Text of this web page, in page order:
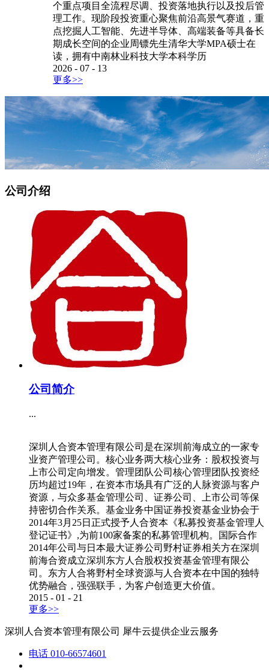
个重点项目全流程尽调、投资落地执行以及投后管
理工作。现阶段投资重心聚焦前沿高景气赛道，重
点挖掘人工智能、先进半导体、高端装备等具备长
期成长空间的企业周镖先生清华大学MPA硕士在
读，拥有中南林业科技大学本科学历
2026 - 07 - 13
更多>>
公司介绍
公司简介
...
深圳人合资本管理有限公司是在深圳前海成立的一家专
业资产管理公司。核心业务两大核心业务：股权投资与
上市公司定向增发。管理团队公司核心管理团队投资经
历均超过19年，在资本市场具有广泛的人脉资源与客户
资源，与众多基金管理公司、证券公司、上市公司等保
持密切合作关系。基金业务中国证券投资基金业协会于
2014年3月25日正式授予人合资本《私募投资基金管理人
登记证书》,为前100家备案的私募管理机构。国际合作
2014年公司与日本最大证券公司野村证券相关方在深圳
前海合资成立深圳东方人合股权投资基金管理有限公
司。东方人合将野村全球资源与人合资本在中国的独特
优势融合，强强联手，为客户创造更大价值。
2015 - 01 - 21
更多>>
深圳人合资本管理有限公司 犀牛云提供企业云服务
电话 010-66574601